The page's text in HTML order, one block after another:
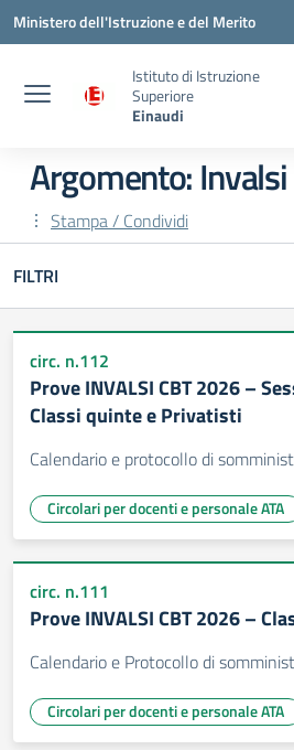
Vai ai contenuti
Vai al menu di navigazione
Vai al footer
Ministero dell'Istruzione e del Merito
Istituto di Istruzione
Superiore
Einaudi
Argomento: Invalsi
Stampa / Condividi
FILTRI
circ. n.112
Prove INVALSI CBT 2026 –
Classi quinte e Privatisti
Calendario e protocollo di
Circolari per docenti e personale ATA
circ. n.111
Prove INVALSI CBT 2026 –
Calendario e Protocollo di
Circolari per docenti e personale ATA